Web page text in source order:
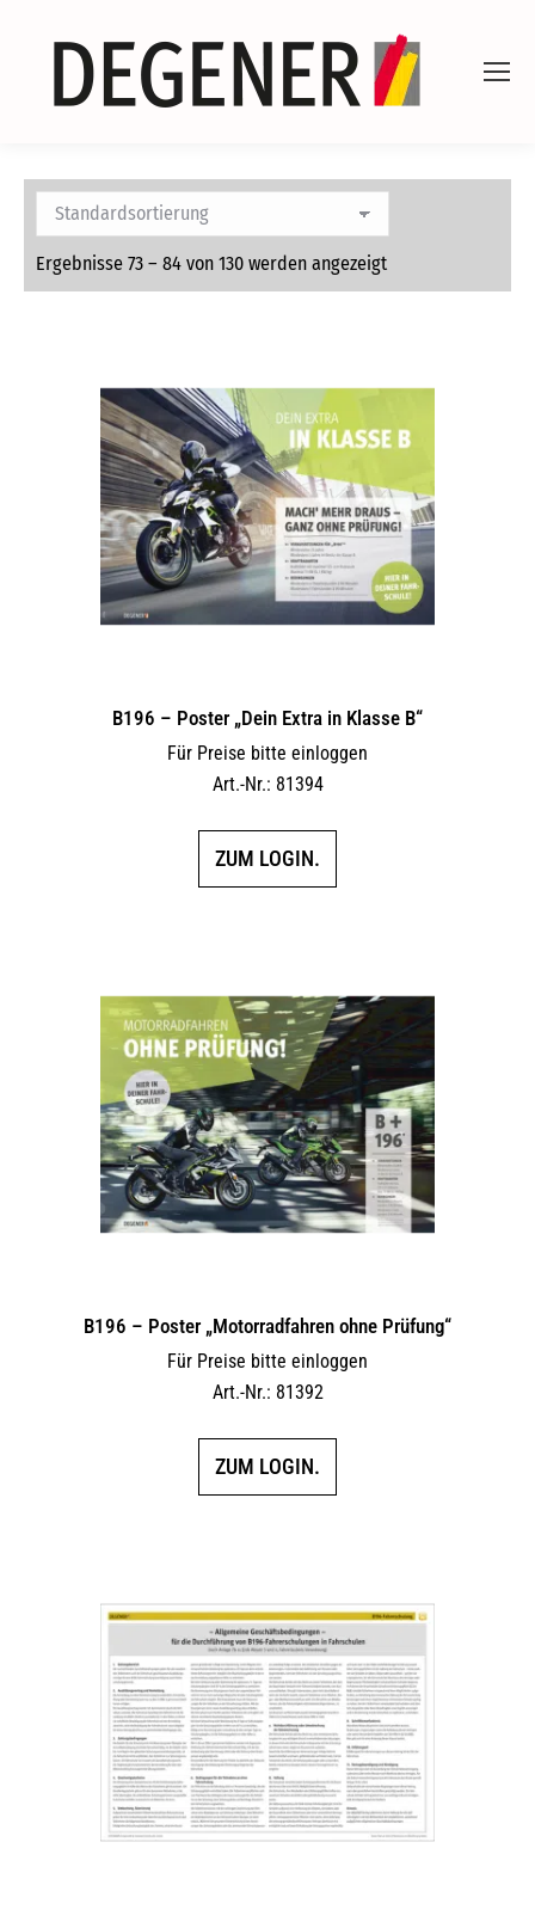
Ergebnisse 73 – 84 von 130 werden angezeigt
B196 – Poster „Dein Extra in Klasse B“
Für Preise bitte einloggen
Art.-Nr.: 81394
ZUM LOGIN.
B196 – Poster „Motorradfahren ohne Prüfung“
Für Preise bitte einloggen
Art.-Nr.: 81392
ZUM LOGIN.